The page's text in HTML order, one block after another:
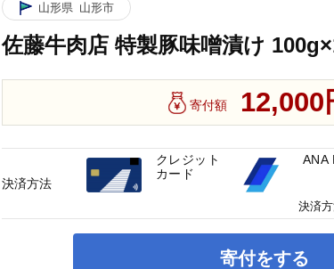
山形県 山形市
佐藤牛肉店 特製豚味噌漬け
寄付額 12,000
寄付をする
決済方法
クレジット
カード
ANA
決済